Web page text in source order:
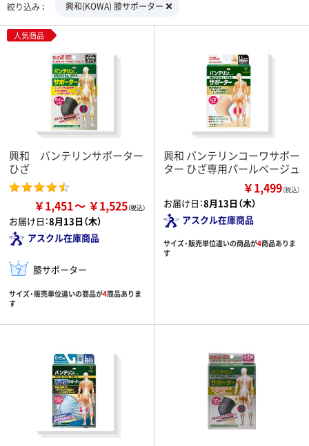
絞り込み 興和(KOWA) 膝サポーター
人気商品
興和 バンテリンサポーター
ひざ
￥1,451 ￥1,525
お届け日：8月13日（木）
アスクル在庫商品
膝サポーター
サイズ・販売単位違いの商品が4商品ありま
す
興和 バンテリンコーワサポー
ター ひざ専用パールベージュ
￥1,499（税込）
お届け日：8月13日（木）
アスクル在庫商品
サイズ・販売単位違いの商品が4商品ありま
す